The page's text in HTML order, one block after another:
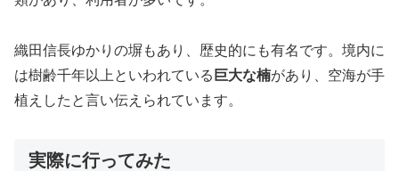
織田信長ゆかりの塀もあり、歴史的にも有名です。境内に
は樹齢千年以上といわれている 巨大な楠があり、空海が手
植えしたと言い伝えられています。
実際に行ってみた